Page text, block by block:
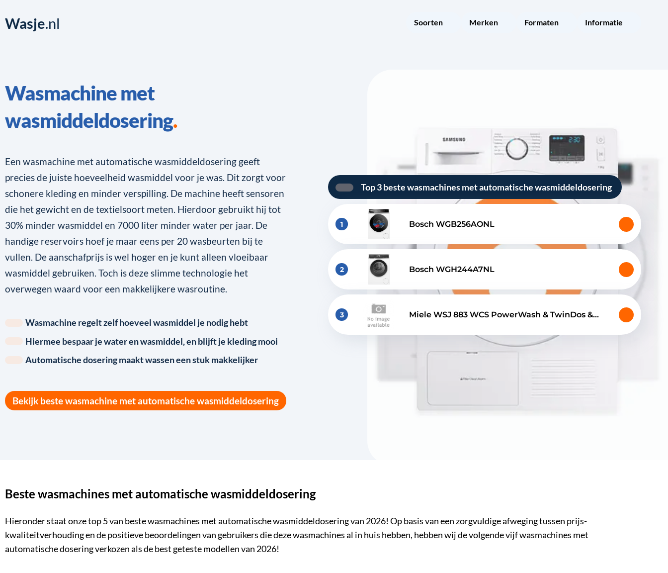
Wasje.nl Soorten Merken Formaten Informatie
Wasmachine met
wasmiddeldosering
Een wasmachine met automatische wasmiddeldosering geeft
precies de juiste hoeveelheid wasmiddel voor je was. Dit zorgt voor
schonere kleding en minder verspilling. De machine heeft sensoren
die het gewicht en de textielsoort meten. Hierdoor gebruikt hij tot
30% minder wasmiddel en 7000 liter minder water per jaar. De
handige reservoirs hoef je maar eens per 20 wasbeurten bij te
vullen. De aanschafprijs is wel hoger en je kunt alleen vloeibaar
wasmiddel gebruiken. Toch is deze slimme technologie het
overwegen waard voor een makkelijkere wasroutine.
Wasmachine regelt zelf hoeveel wasmiddel je nodig hebt
Hiermee bespaar je water en wasmiddel, en blijft je kleding mooi
Automatische dosering maakt wassen een stuk makkelijker
Bekijk beste wasmachine met automatische wasmiddeldosering
Top 3 beste wasmachines met automatische wasmiddeldosering
1 Bosch WGB256AONL
2 Bosch WGH244A7NL
3
Miele WSJ 883 WCS PowerWash & TwinDos &
Beste wasmachines met automatische wasmiddeldosering
Hieronder staat onze top 5 van beste wasmachines met automatische wasmiddeldosering van 2026! Op basis van een zorgvuldige afweging tussen prijs-
kwaliteitverhouding en de positieve beoordelingen van gebruikers die deze wasmachines al in huis hebben, hebben wij de volgende vijf wasmachines met
automatische dosering verkozen als de best geteste modellen van 2026!